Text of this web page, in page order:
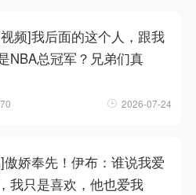
频]我后面的这个人，跟我
NBA总冠军？兄弟们真
2026-07-24
傲娇奉先！伊布：谁说我爱
我只是喜欢，他也爱我